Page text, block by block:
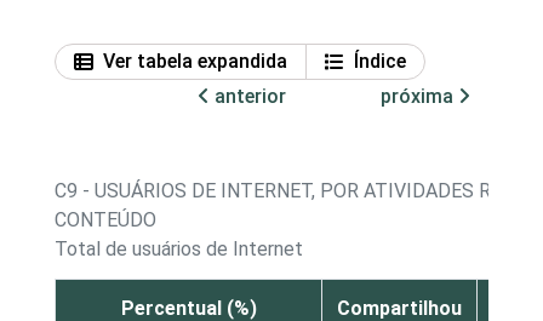
Ver tabela expandida
Índice
anterior
próxima
C9 - USUÁRIOS DE INTERNET, POR ATIVIDADES
CONTEÚDO
Total de usuários de Internet
Percentual (%)
Compartilhou